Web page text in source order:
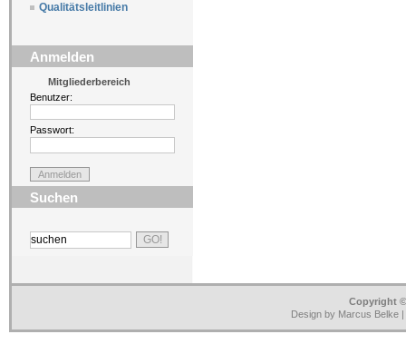
Qualitätsleitlinien
Anmelden
Mitgliederbereich
Benutzer:
Passwort:
Suchen
Copyright
Design by Marcus Belke